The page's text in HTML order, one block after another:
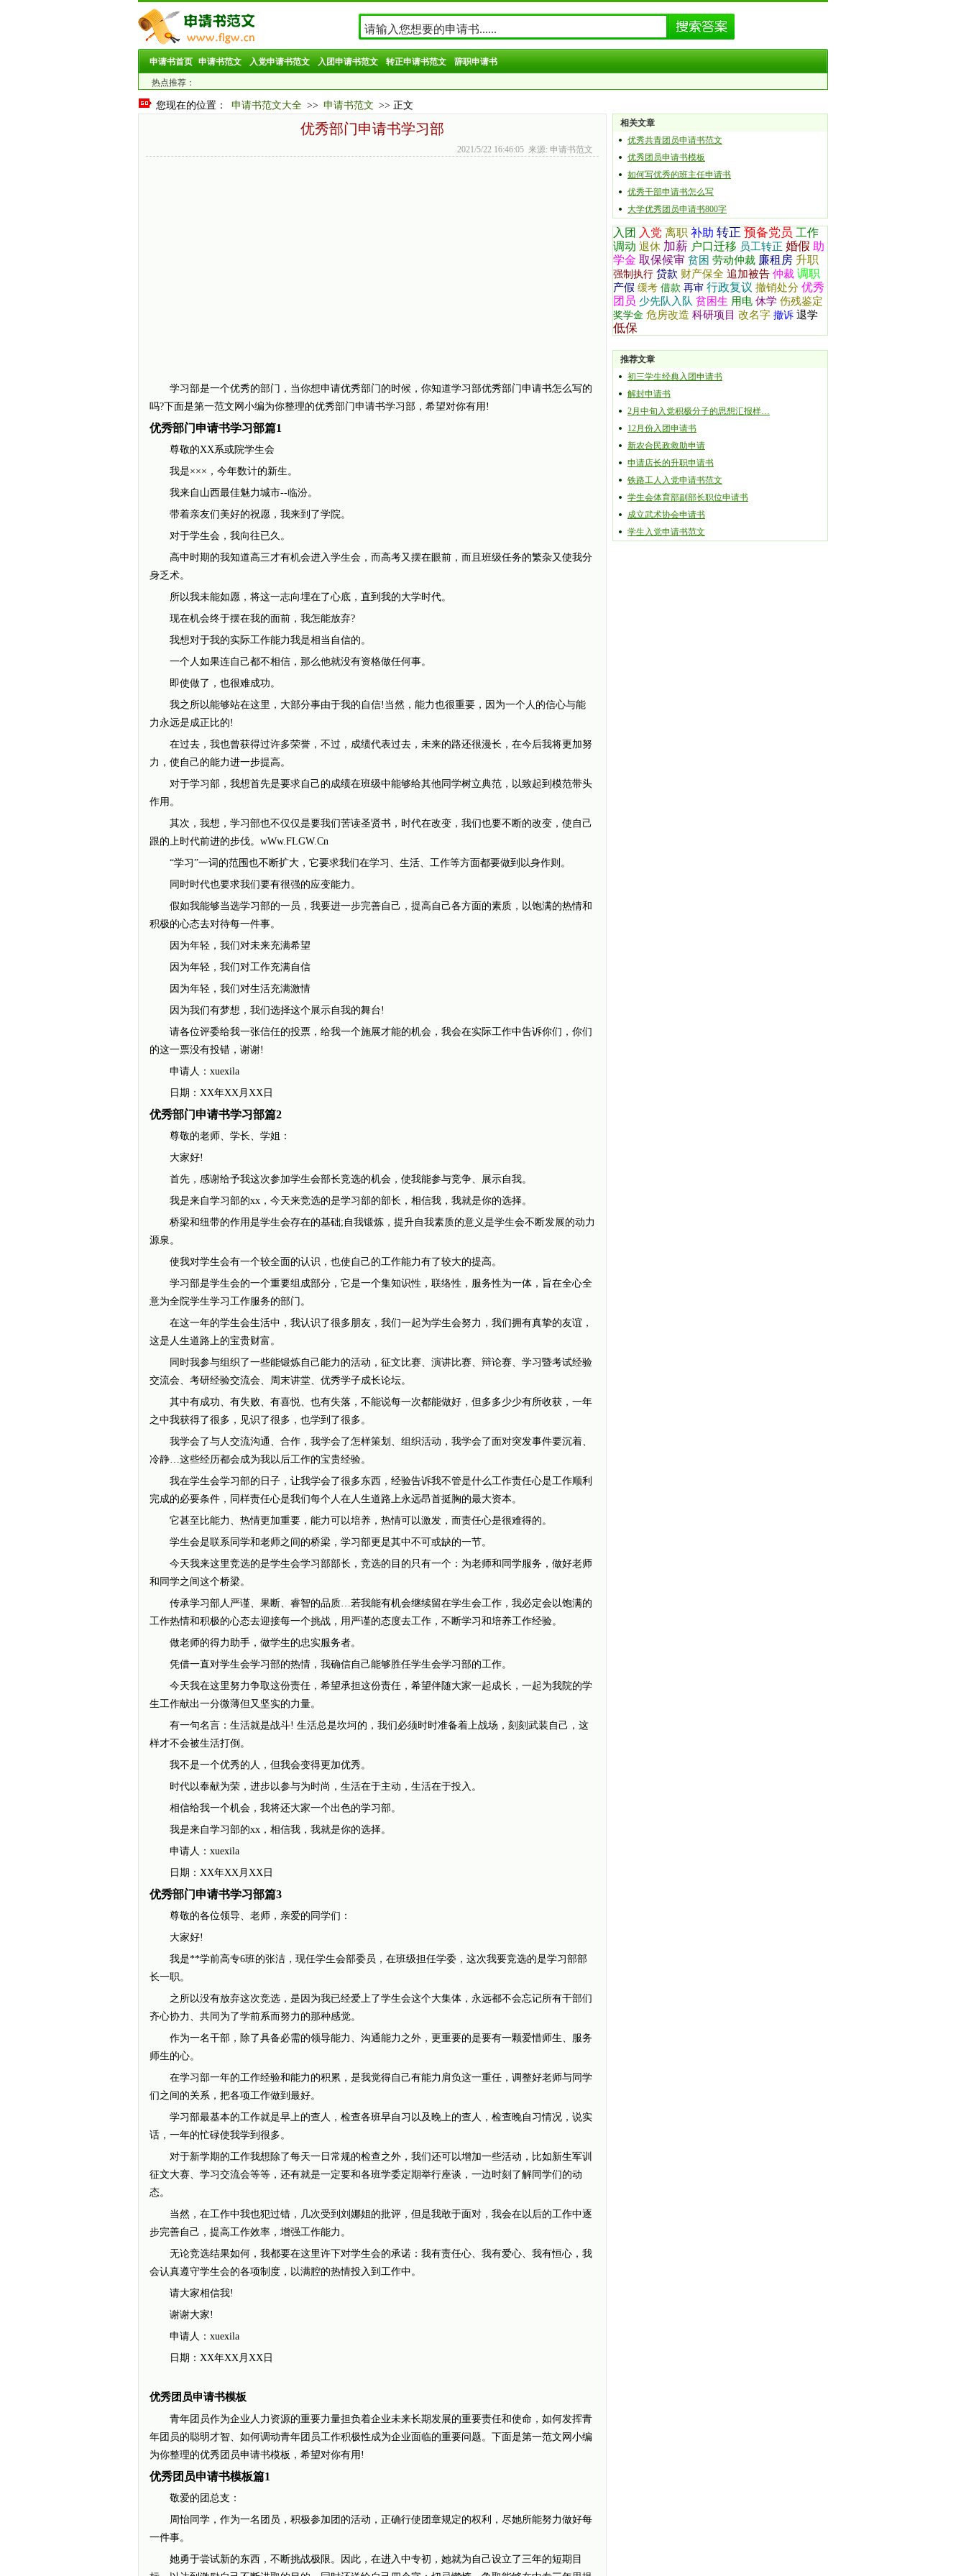
申请书首页 申请书范文 入党申请书范文 入团申请书范文 转正申请书范文 辞职申请书
热点推荐：
您现在的位置： 申请书范文大全 >> 申请书范文 >> 正文
优秀部门申请书学习部
2021/5/22 16:46:05 来源: 申请书范文
学习部是一个优秀的部门，当你想申请优秀部门的时候，你知道学习部优秀部门申请书怎么写的
吗?下面是第一范文网小编为你整理的优秀部门申请书学习部，希望对你有用!
优秀部门申请书学习部篇1
尊敬的XX系或院学生会
我是×××，今年数计的新生。
我来自山西最佳魅力城市--临汾。
带着亲友们美好的祝愿，我来到了学院。
对于学生会，我向往已久。
高中时期的我知道高三才有机会进入学生会，而高考又摆在眼前，而且班级任务的繁杂又使我分
身乏术。
所以我未能如愿，将这一志向埋在了心底，直到我的大学时代。
现在机会终于摆在我的面前，我怎能放弃?
我想对于我的实际工作能力我是相当自信的。
一个人如果连自己都不相信，那么他就没有资格做任何事。
即使做了，也很难成功。
我之所以能够站在这里，大部分事由于我的自信!当然，能力也很重要，因为一个人的信心与能
力永远是成正比的!
在过去，我也曾获得过许多荣誉，不过，成绩代表过去，未来的路还很漫长，在今后我将更加努
力，使自己的能力进一步提高。
对于学习部，我想首先是要求自己的成绩在班级中能够给其他同学树立典范，以致起到模范带头
作用。
其次，我想，学习部也不仅仅是要我们苦读圣贤书，时代在改变，我们也要不断的改变，使自己
跟的上时代前进的步伐。wWw.FLGW.Cn
“学习”一词的范围也不断扩大，它要求我们在学习、生活、工作等方面都要做到以身作则。
同时时代也要求我们要有很强的应变能力。
假如我能够当选学习部的一员，我要进一步完善自己，提高自己各方面的素质，以饱满的热情和
积极的心态去对待每一件事。
因为年轻，我们对未来充满希望
因为年轻，我们对工作充满自信
因为年轻，我们对生活充满激情
因为我们有梦想，我们选择这个展示自我的舞台!
请各位评委给我一张信任的投票，给我一个施展才能的机会，我会在实际工作中告诉你们，你们
的这一票没有投错，谢谢!
申请人：xuexila
日期：XX年XX月XX日
优秀部门申请书学习部篇2
尊敬的老师、学长、学姐：
大家好!
首先，感谢给予我这次参加学生会部长竞选的机会，使我能参与竞争、展示自我。
我是来自学习部的xx，今天来竞选的是学习部的部长，相信我，我就是你的选择。
桥梁和纽带的作用是学生会存在的基础;自我锻炼，提升自我素质的意义是学生会不断发展的动力
源泉。
使我对学生会有一个较全面的认识，也使自己的工作能力有了较大的提高。
学习部是学生会的一个重要组成部分，它是一个集知识性，联络性，服务性为一体，旨在全心全
意为全院学生学习工作服务的部门。
在这一年的学生会生活中，我认识了很多朋友，我们一起为学生会努力，我们拥有真挚的友谊，
这是人生道路上的宝贵财富。
同时我参与组织了一些能锻炼自己能力的活动，征文比赛、演讲比赛、辩论赛、学习暨考试经验
交流会、考研经验交流会、周末讲堂、优秀学子成长论坛。
其中有成功、有失败、有喜悦、也有失落，不能说每一次都能做好，但多多少少有所收获，一年
之中我获得了很多，见识了很多，也学到了很多。
我学会了与人交流沟通、合作，我学会了怎样策划、组织活动，我学会了面对突发事件要沉着、
冷静…这些经历都会成为我以后工作的宝贵经验。
我在学生会学习部的日子，让我学会了很多东西，经验告诉我不管是什么工作责任心是工作顺利
完成的必要条件，同样责任心是我们每个人在人生道路上永远昂首挺胸的最大资本。
它甚至比能力、热情更加重要，能力可以培养，热情可以激发，而责任心是很难得的。
学生会是联系同学和老师之间的桥梁，学习部更是其中不可或缺的一节。
今天我来这里竞选的是学生会学习部部长，竞选的目的只有一个：为老师和同学服务，做好老师
和同学之间这个桥梁。
传承学习部人严谨、果断、睿智的品质…若我能有机会继续留在学生会工作，我必定会以饱满的
工作热情和积极的心态去迎接每一个挑战，用严谨的态度去工作，不断学习和培养工作经验。
做老师的得力助手，做学生的忠实服务者。
凭借一直对学生会学习部的热情，我确信自己能够胜任学生会学习部的工作。
今天我在这里努力争取这份责任，希望承担这份责任，希望伴随大家一起成长，一起为我院的学
生工作献出一分微薄但又坚实的力量。
有一句名言：生活就是战斗! 生活总是坎坷的，我们必须时时准备着上战场，刻刻武装自己，这
样才不会被生活打倒。
我不是一个优秀的人，但我会变得更加优秀。
时代以奉献为荣，进步以参与为时尚，生活在于主动，生活在于投入。
相信给我一个机会，我将还大家一个出色的学习部。
我是来自学习部的xx，相信我，我就是你的选择。
申请人：xuexila
日期：XX年XX月XX日
优秀部门申请书学习部篇3
尊敬的各位领导、老师，亲爱的同学们：
大家好!
我是**学前高专6班的张洁，现任学生会部委员，在班级担任学委，这次我要竞选的是学习部部
长一职。
之所以没有放弃这次竞选，是因为我已经爱上了学生会这个大集体，永远都不会忘记所有干部们
齐心协力、共同为了学前系而努力的那种感觉。
作为一名干部，除了具备必需的领导能力、沟通能力之外，更重要的是要有一颗爱惜师生、服务
师生的心。
在学习部一年的工作经验和能力的积累，是我觉得自己有能力肩负这一重任，调整好老师与同学
们之间的关系，把各项工作做到最好。
学习部最基本的工作就是早上的查人，检查各班早自习以及晚上的查人，检查晚自习情况，说实
话，一年的忙碌使我学到很多。
对于新学期的工作我想除了每天一日常规的检查之外，我们还可以增加一些活动，比如新生军训
征文大赛、学习交流会等等，还有就是一定要和各班学委定期举行座谈，一边时刻了解同学们的动
态。
当然，在工作中我也犯过错，几次受到刘娜姐的批评，但是我敢于面对，我会在以后的工作中逐
步完善自己，提高工作效率，增强工作能力。
无论竞选结果如何，我都要在这里许下对学生会的承诺：我有责任心、我有爱心、我有恒心，我
会认真遵守学生会的各项制度，以满腔的热情投入到工作中。
请大家相信我!
谢谢大家!
申请人：xuexila
日期：XX年XX月XX日
优秀团员申请书模板
青年团员作为企业人力资源的重要力量担负着企业未来长期发展的重要责任和使命，如何发挥青
年团员的聪明才智、如何调动青年团员工作积极性成为企业面临的重要问题。下面是第一范文网小编
为你整理的优秀团员申请书模板，希望对你有用!
优秀团员申请书模板篇1
敬爱的团总支：
周怡同学，作为一名团员，积极参加团的活动，正确行使团章规定的权利，尽她所能努力做好每
一件事。
她勇于尝试新的东西，不断挑战极限。因此，在进入中专初，她就为自己设立了三年的短期目
相关文章
优秀共青团员申请书范文
优秀团员申请书模板
如何写优秀的班主任申请书
优秀干部申请书怎么写
大学优秀团员申请书800字
入团 入党 离职 补助 转正 预备党员 工作
调动 退休 加薪 户口迁移 员工转正 婚假 助
学金 取保候审 贫困 劳动仲裁 廉租房 升职
强制执行 贷款 财产保全 追加被告 仲裁 调职
产假 缓考 借款 再审 行政复议 撤销处分 优秀
团员 少先队入队 贫困生 用电 休学 伤残鉴定
奖学金 危房改造 科研项目 改名字 撤诉 退学
低保
推荐文章
初三学生经典入团申请书
解封申请书
2月中旬入党积极分子的思想汇报样…
12月份入团申请书
新农合民政救助申请
申请店长的升职申请书
铁路工人入党申请书范文
学生会体育部副部长职位申请书
成立武术协会申请书
学生入党申请书范文